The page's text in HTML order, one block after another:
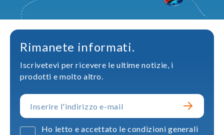
Rimanete informati.
Iscrivetevi per ricevere le ultime notizie, i
prodotti e molto altro.
Ho letto e accettato le condizioni generali